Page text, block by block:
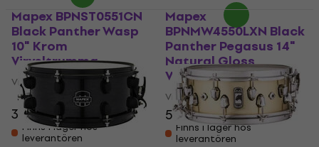
Mapex BPNST0551CN
Black Panther Wasp
10" Krom
Virveltrumma
Virveltrumma
5/5
3 829 kr
Finns i lager hos
leverantören
Mapex
BPNMW4550LXN Black
Panther Pegasus 14"
Natural Gloss
Virveltrumma
Virveltrumma
5 339 kr
Finns i lager hos
leverantören